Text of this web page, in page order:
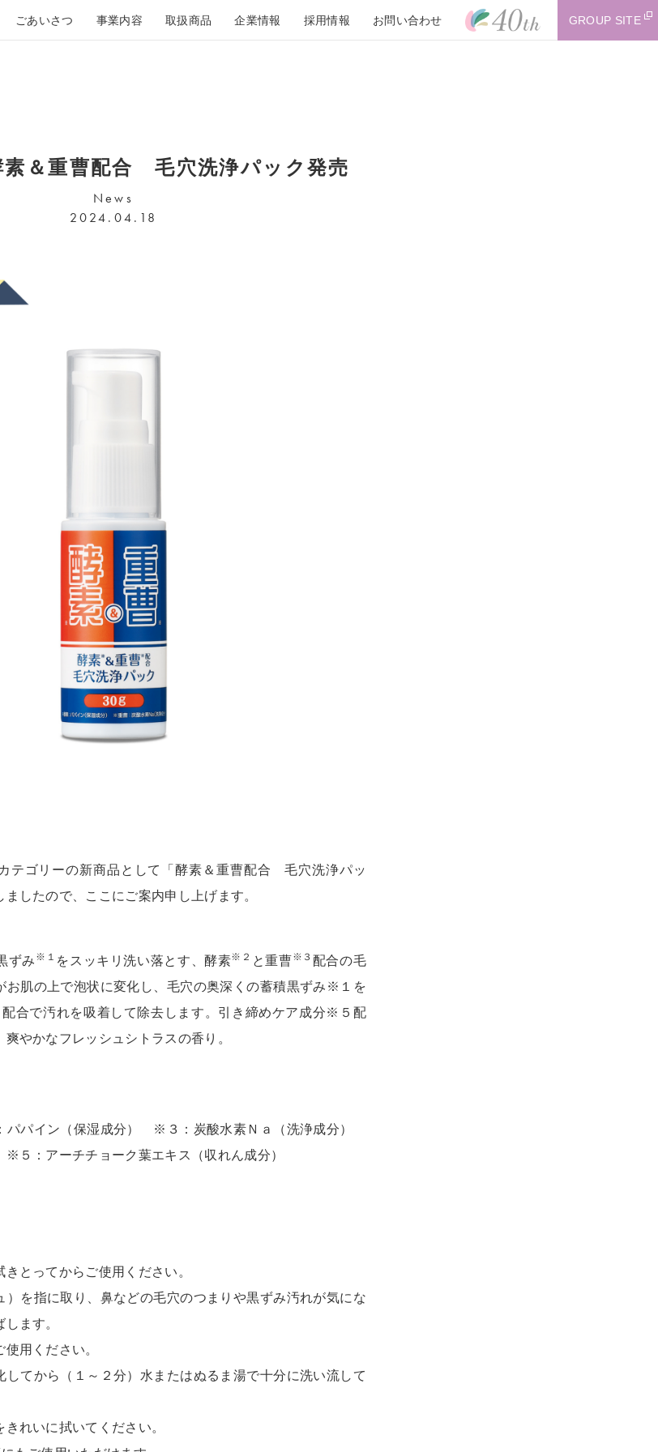
ごあいさつ 事業内容 取扱商品 企業情報 採用情報 お問い合わせ GROUP SITE
素＆重曹配合 毛穴洗浄パック発売
News
2024.04.18
テゴリーの新商品として「酵素＆重曹配合 毛穴洗浄パッ
したので、ここにご案内申し上げます。
ずみ ※１ をスッキリ洗い落とす、酵素※２ と重曹※３ 配合の毛
お肌の上で泡状に変化し、毛穴の奥深くの蓄積黒ずみ※１を
配合で汚れを吸着して除去します。引き締めケア成分※５配
やかなフレッシュシトラスの香り。
パイン（保湿成分） ※３：炭酸水素Ｎａ（洗浄成分）
：アーチチョーク葉エキス（収れん成分）
とってからご使用ください。
を指に取り、鼻などの毛穴のつまりや黒ずみ汚れが気にな
ます。
用ください。
てから（１～２分）水またはぬるま湯で十分に洗い流して
れいに拭いてください。